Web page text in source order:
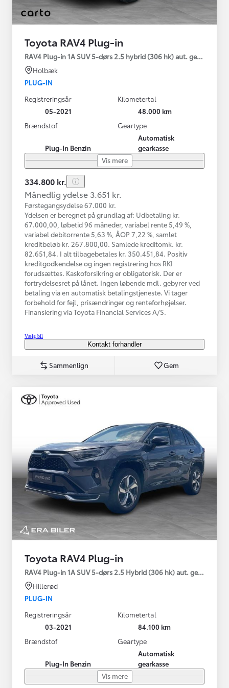
Toyota RAV4 Plug-in
RAV4 Plug-in 1A SUV 5-dørs 2.5 hybrid (306 hk) aut. gear AWD-i
Holbæk
PLUG-IN
Registreringsår
05-2021
Kilometertal
48.000 km
Brændstof
Plug-In Benzin
Geartype
Automatisk
gearkasse
Vis mere
334.800 kr.
Månedlig ydelse 3.651 kr.
Førstegangsydelse 67.000 kr.
Ydelsen er beregnet på grundlag af: Udbetaling kr.
67.000,00, løbetid 96 måneder, variabel rente 5,49 %,
variabel debitorrente 5,63 %, ÅOP 7,22 %, samlet
kreditbeløb kr. 267.800,00. Samlede kreditomk. kr.
82.651,84. I alt tilbagebetales kr. 350.451,84. Positiv
kreditgodkendelse og ingen registrering hos RKI
forudsættes. Kaskoforsikring er obligatorisk. Der er
fortrydelsesret på lånet. Ingen løbende mdl. gebyrer ved
betaling via en automatisk betalingstjeneste. Vi tager
forbehold for fejl, prisændringer og renteforhøjelser.
Finansiering via Toyota Financial Services A/S.
Vælg bil
Kontakt forhandler
Sammenlign Gem
Toyota RAV4 Plug-in
RAV4 Plug-in 1A SUV 5-dørs 2.5 Hybrid (306 hk) aut. gear
Hillerød
PLUG-IN
Registreringsår
03-2021
Kilometertal
84.100 km
Brændstof
Plug-In Benzin
Geartype
Automatisk
gearkasse
Vis mere